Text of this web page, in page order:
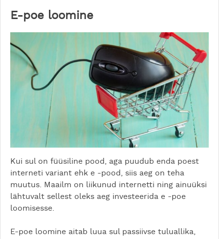
E-poe loomine
Kui sul on füüsiline pood, aga puudub enda poest
interneti variant ehk e -pood, siis aeg on teha
muutus. Maailm on liikunud internetti ning ainuüksi
lähtuvalt sellest oleks aeg investeerida e -poe
loomisesse.
E-poe loomine aitab luua sul passiivse tuluallika,